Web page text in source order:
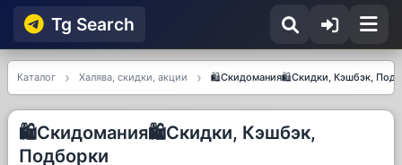
Tg Searсh
Каталог Халява, скидки, акции 🛍Скидомания🛍Скидки, Кэшбэк,
🛍Скидомания🛍Скидки, Кэшбэк,
Подборки